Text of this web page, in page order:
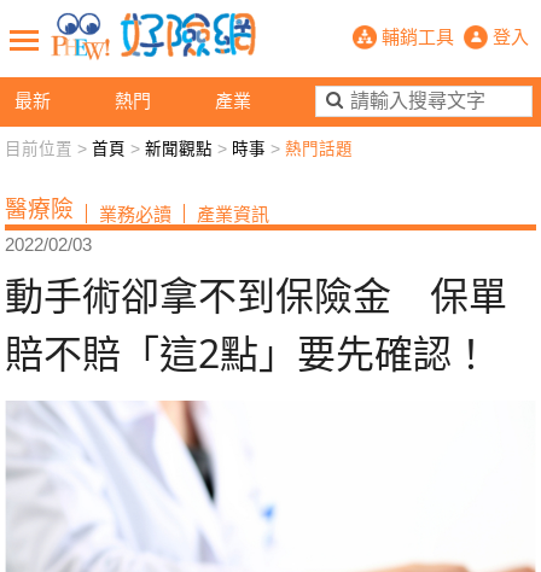
最新 熱門 產業
動手術卻拿不到保險金 保單賠不
輔銷工具 登入
新聞觀點 業務交流 好險懂生活
退休先準備 好險學堂 輔銷工具 活動專區
目前位置 >首頁 >新聞觀點 > 時事 >熱門話題
醫療險 業務必讀 產業資訊
2022/02/03
動手術卻拿不到保險金 保單
賠不賠「這2點」要先確認！